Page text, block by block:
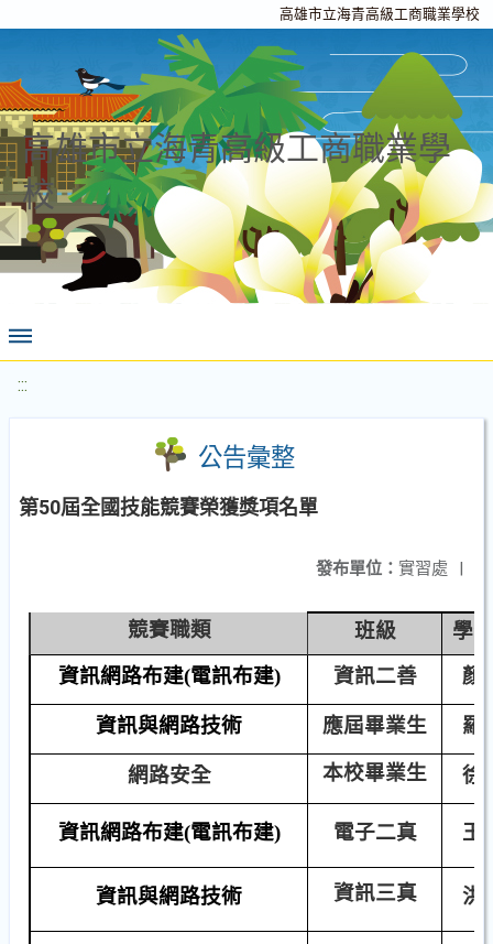
高雄市立海青高級工商職業學校
高雄市立海青高級工商職業學
校
:::
公告彙整
第50屆全國技能競賽榮獲獎項名單
發布單位： 實習處 |
競賽職類 班級
學
資訊網路布建(電訊布建)
資訊二善 顏
資訊與網路技術 應屆畢業生 羅
網路安全 本校畢業生 徐
資訊網路布建(電訊布建) 電子二真 王
資訊與網路技術 資訊三真 洪